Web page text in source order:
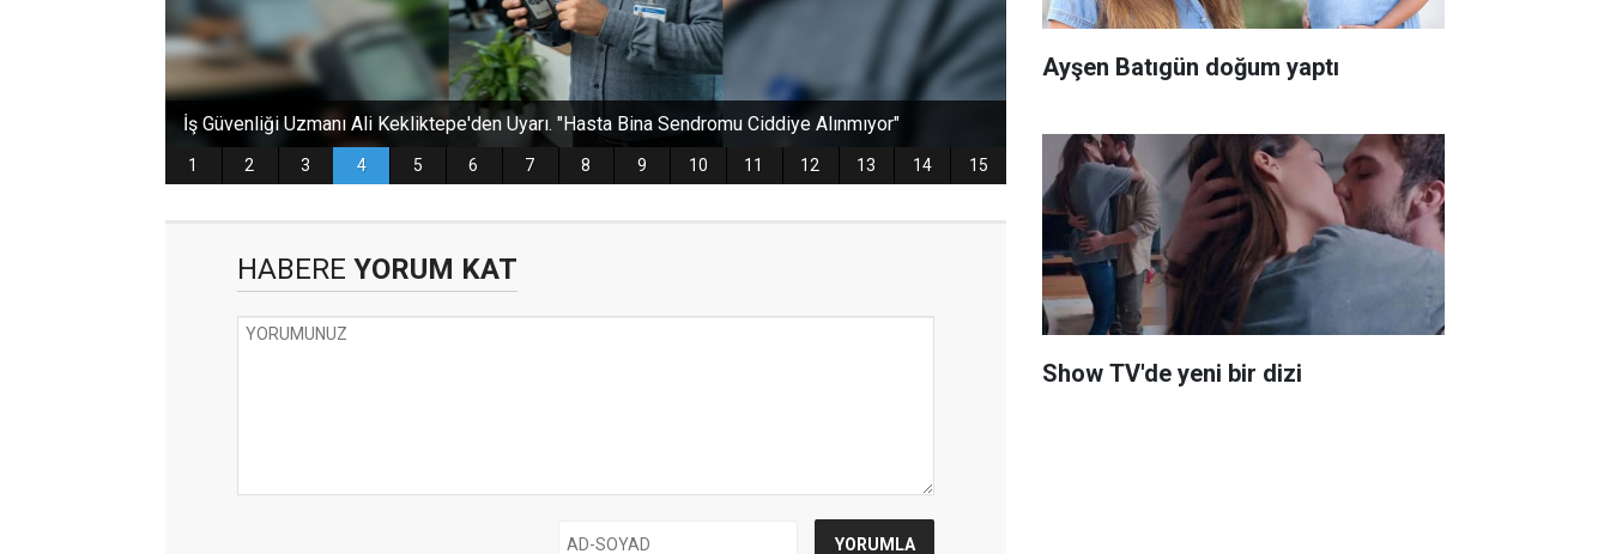
HABERE YORUM KAT
Ayşen Batıgün doğum yaptı
Show TV'de yeni bir dizi